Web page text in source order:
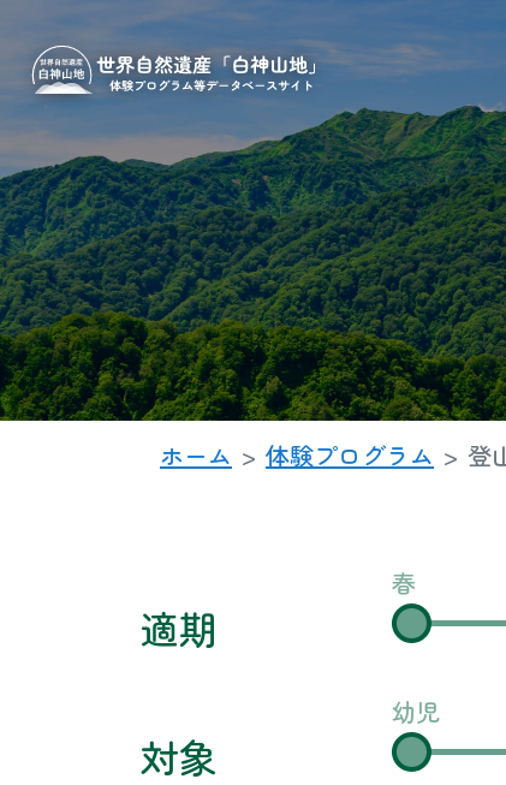
ホーム 体験プログラム 登
適期
春
対象
幼児